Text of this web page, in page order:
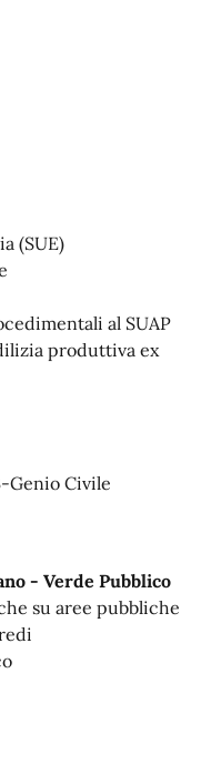
(SUE)
al SUAP
produttiva ex
Genio Civile
- Verde Pubblico
su aree pubbliche